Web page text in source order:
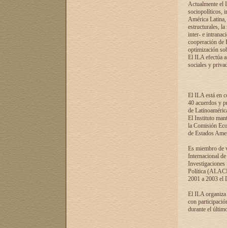
Actualmente el
sociopolíticos,
América Latina,
estructurales,
inter- e
cooperación de
optimización
El ILA efectúa
sociales y
El ILA está en
40 acuerdos y
de
El Instituto
la Comisión
de Estados
Es miembro de
Internacional
Investigaciones
Política
2001 a 2003 el
El ILA organiza
con
durante el